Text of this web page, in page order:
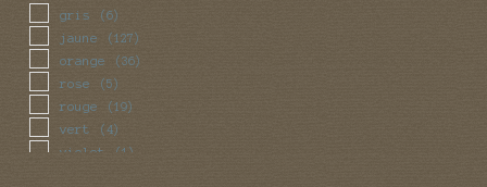
gris (6)
jaune (127)
orange (36)
rose (5)
rouge (19)
vert (4)
violet (1)